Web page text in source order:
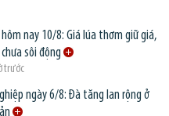
nay 10/8: Giá lúa thơm giữ giá,
sôi động
trước
ngày 6/8: Đà tăng lan rộng ở